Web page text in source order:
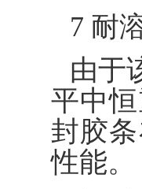
7 耐
由于
平中
封胶
性能。